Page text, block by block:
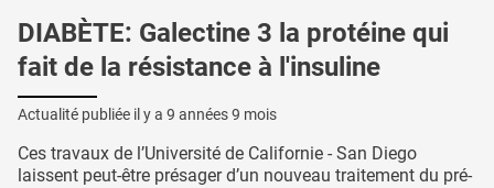
DIABÈTE: Galectine 3 la protéine qui
fait de la résistance à l'insuline
Actualité publiée il y a 9 années 9 mois
Ces travaux de l’Université de Californie - San Diego
laissent peut-être présager d’un nouveau traitement du pré-